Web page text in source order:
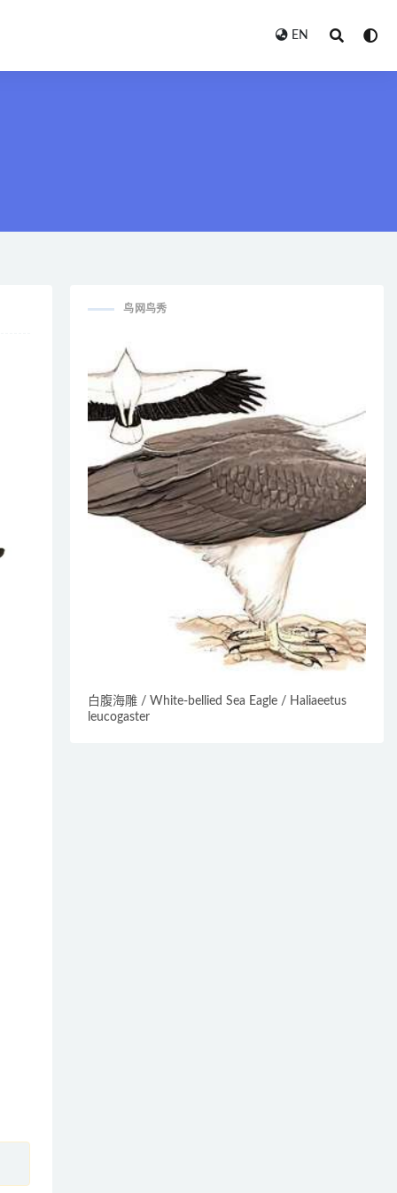
EN
鸟网鸟秀
白腹海雕 / White-bellied Sea Eagle / Haliaeetus
leucogaster